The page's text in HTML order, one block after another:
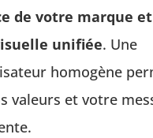
de votre marque
unifiée. Une
homogène
valeurs et votre